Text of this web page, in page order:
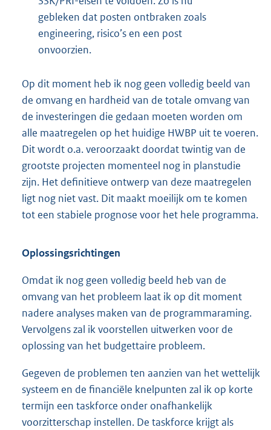
gebleken dat posten ontbraken zoals
engineering, risico’s en een post
onvoorzien.
Op dit moment heb ik nog geen volledig beeld van
de omvang en hardheid van de totale omvang van
de investeringen die gedaan moeten worden om
alle maatregelen op het huidige HWBP uit te voeren.
Dit wordt o.a. veroorzaakt doordat twintig van de
grootste projecten momenteel nog in planstudie
zijn. Het definitieve ontwerp van deze maatregelen
ligt nog niet vast. Dit maakt moeilijk om te komen
tot een stabiele prognose voor het hele programma.
Oplossingsrichtingen
Omdat ik nog geen volledig beeld heb van de
omvang van het probleem laat ik op dit moment
nadere analyses maken van de programmaraming.
Vervolgens zal ik voorstellen uitwerken voor de
oplossing van het budgettaire probleem.
Gegeven de problemen ten aanzien van het wettelijk
systeem en de financiële knelpunten zal ik op korte
termijn een taskforce onder onafhankelijk
voorzitterschap instellen. De taskforce krijgt als